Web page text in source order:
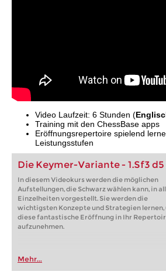
Video Laufzeit: 6 Stunden (
Training mit den ChessBase apps
Eröffnungsrepertoire spielend
Leistungsstufen
Die Keymer-Variante - 1.Sf3 d5
In diesem Videokurs werden die möglichen
Aufstellungen, die Schwarz wählen kann, in
Einzelheiten vorgestellt. Sie werden die
wichtigsten Konzepte und Strategien lernen,
diese fantastische Eröffnung in Ihr
aufzunehmen.
Mehr...